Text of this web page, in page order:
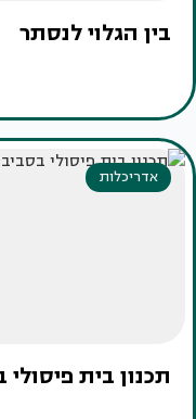
בין הגלוי לנסתר
אדריכלות
תכנון בית